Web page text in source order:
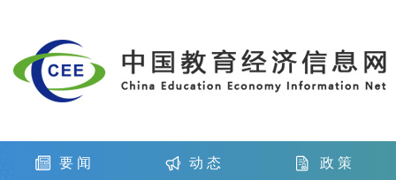
要 闻 动 态 政 策